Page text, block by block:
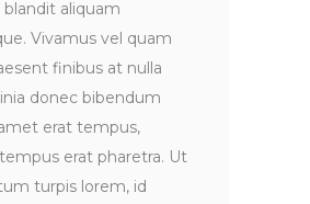
aliquam
Vivamus vel quam
finibus at nulla
donec bibendum
erat tempus,
erat pharetra. Ut
turpis lorem, id